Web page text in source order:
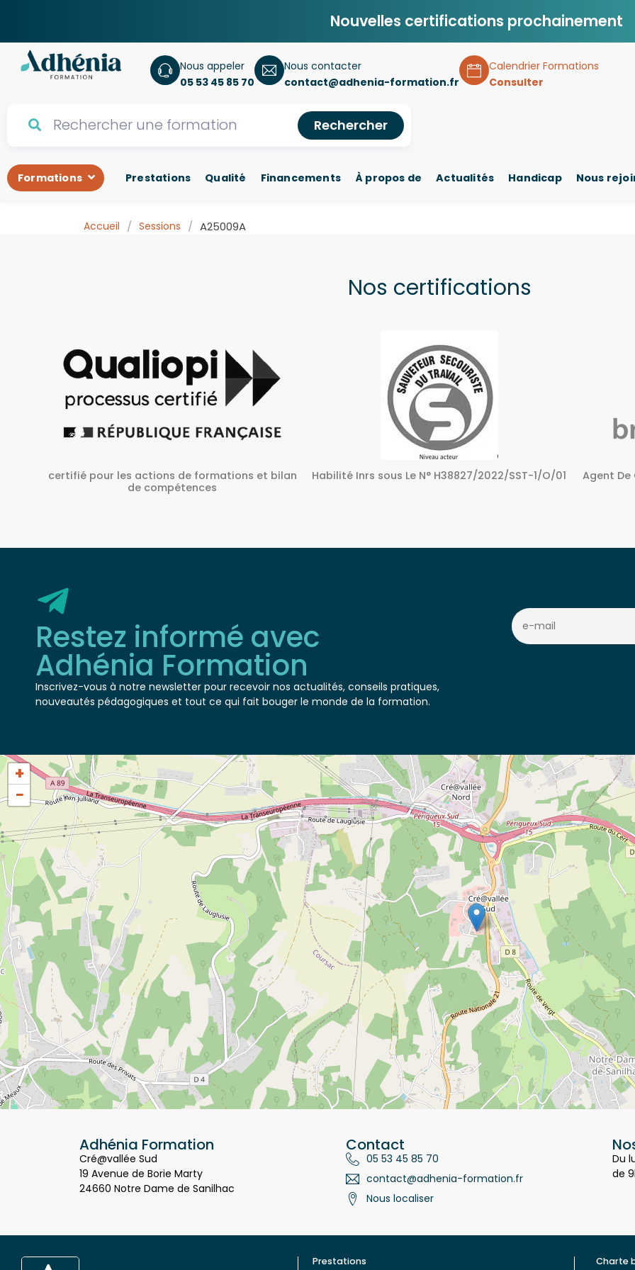
Nouvelles certifications prochainement
Nous appeler
05 53 45 85 70
Nous contacter
contact@adhenia-formation.fr
Calendrier Formations
Consulter
Rechercher
Formations Prestations Qualité Financements À propos de Actualités Handicap Nous
Accueil / Sessions / A25009A
Nos certifications
Habilité Inrs sous Le N° H38827/2022/SST-1/O/01 Agent De Certification sous Le N° 72240158724 Centre
Restez informé avec
Adhénia Formation
Inscrivez-vous à notre newsletter pour recevoir nos actualités, conseils pratiques,
nouveautés pédagogiques et tout ce qui fait bouger le monde de la formation.
+
−
Cré@vallée Sud
19 Avenue de Borie Marty
24660 Notre Dame de Sanilhac
05 53 45 85 70
contact@adhenia-formation.fr
Nous localiser
Du
de